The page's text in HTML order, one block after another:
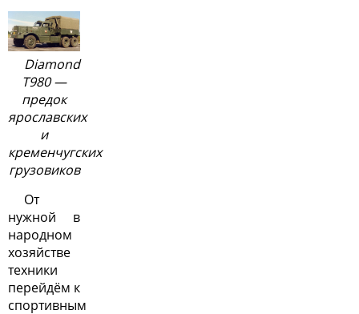
Diamond
Т980 —
предок
ярославских
и
кременчугских
грузовиков
От
нужной в
народном
хозяйстве
техники
перейдём к
спортивным